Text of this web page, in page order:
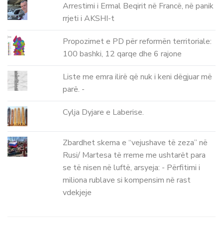
Arrestimi i Ermal Beqirit në Francë, në panik
rrjeti i AKSHI-t
Propozimet e PD për reformën territoriale:
100 bashki, 12 qarqe dhe 6 rajone
Liste me emra ilirë që nuk i keni dëgjuar më
parë. -
Cylja Dyjare e Laberise.
Zbardhet skema e “vejushave të zeza” në
Rusi/ Martesa të rreme me ushtarët para
se të nisen në luftë, arsyeja: - Përfitimi i
miliona rublave si kompensim në rast
vdekjeje